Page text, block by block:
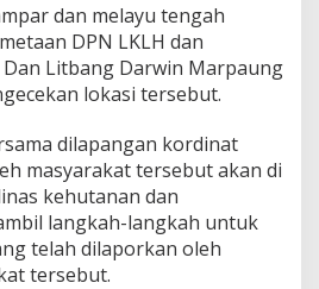
'
dan melayu tengah
DPN LKLH dan
Litbang Darwin Marpaung
lokasi tersebut.
dilapangan kordinat
masyarakat tersebut akan di
kehutanan dan
langkah-langkah untuk
telah dilaporkan oleh
tersebut.